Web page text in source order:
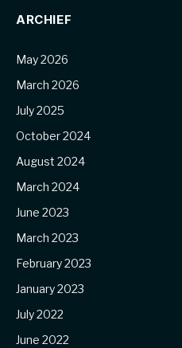
ARCHIEF
May 2026
March 2026
July 2025
October 2024
August 2024
March 2024
June 2023
March 2023
February 2023
January 2023
July 2022
June 2022